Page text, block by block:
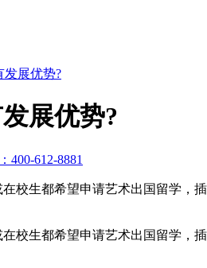
发展优势?
展优势?
400-612-8881
校生都希望申请艺术出国留学，
校生都希望申请艺术出国留学，